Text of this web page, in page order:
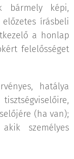
bármely képi,
írásbeli
a honlap
felelősséget
hatálya
(ha van);
személyes